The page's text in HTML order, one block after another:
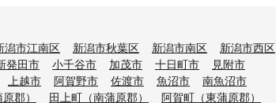
潟市江南区 新潟市秋葉区 新潟市南区
新潟市西区
発田市 小千谷市 加茂市 十日町市
見附市
上越市 阿賀野市 佐渡市 魚沼市
南魚沼市
郡） 田上町（南蒲原郡）
阿賀町（東蒲原郡）